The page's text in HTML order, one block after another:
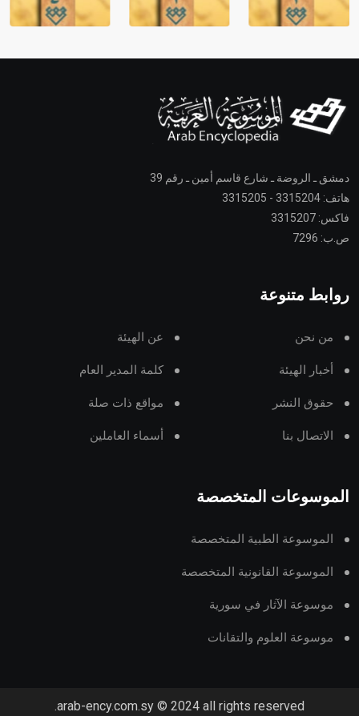
دمشق ـ الروضة ـ شارع قاسم أمين ـ رقم 39
هاتف: 3315204 - 3315205
فاكس: 3315207
ص.ب: 7296
روابط متنوعة
من نحن عن الهيئة
أخبار الهيئة كلمة المدير العام
حقوق النشر مواقع ذات صلة
الاتصال بنا أسماء العاملين
الموسوعات المتخصصة
الموسوعة الطبية المتخصصة
الموسوعة القانونية المتخصصة
موسوعة الآثار في سورية
موسوعة العلوم والتقانات
arab-ency.com.sy © 2024 all rights reserved.